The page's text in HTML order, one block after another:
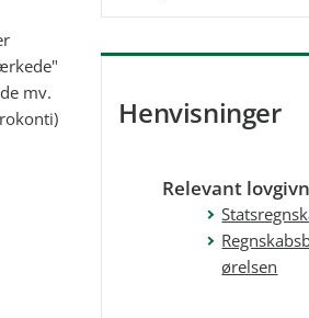
mv.
Henvisninger
Relevant
ørelsen